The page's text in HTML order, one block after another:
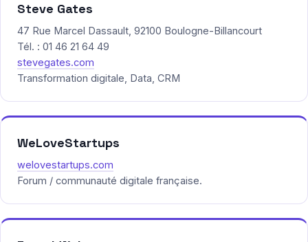
Steve Gates
47 Rue Marcel Dassault, 92100 Boulogne-Billancourt
Tél. : 01 46 21 64 49
stevegates.com
Transformation digitale, Data, CRM
WeLoveStartups
welovestartups.com
Forum / communauté digitale française.